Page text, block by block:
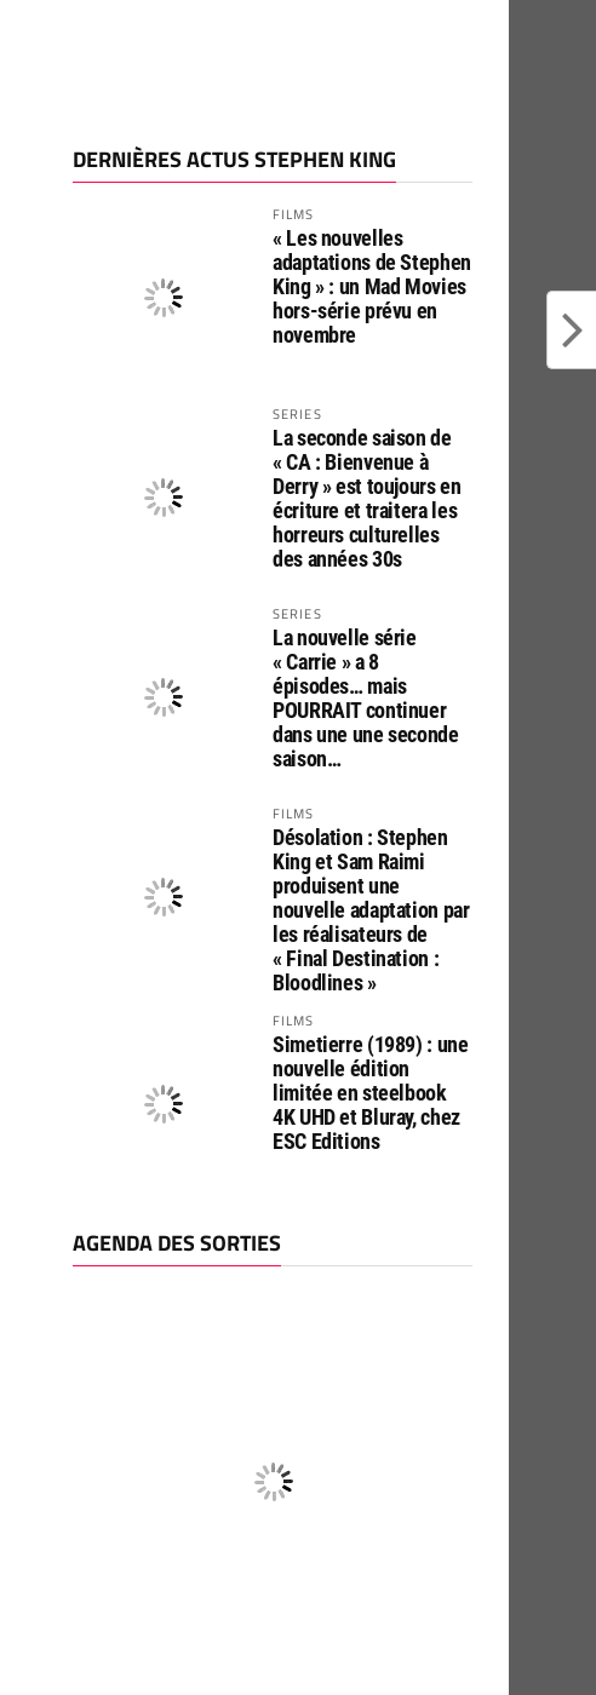
DERNIÈRES ACTUS STEPHEN KING
FILMS
« Les nouvelles
adaptations de Stephen
King » : un Mad Movies
hors-série prévu en
novembre
SERIES
La seconde saison de
« CA : Bienvenue à
Derry » est toujours en
écriture et traitera les
horreurs culturelles
des années 30s
SERIES
La nouvelle série
« Carrie » a 8
épisodes… mais
POURRAIT continuer
dans une une seconde
saison…
FILMS
Désolation : Stephen
King et Sam Raimi
produisent une
nouvelle adaptation par
les réalisateurs de
« Final Destination :
Bloodlines »
FILMS
Simetierre (1989) : une
nouvelle édition
limitée en steelbook
4K UHD et Bluray, chez
ESC Editions
AGENDA DES SORTIES